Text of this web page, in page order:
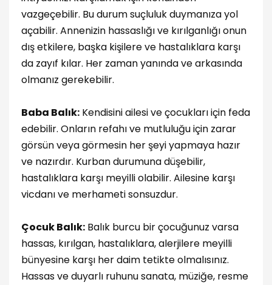
vazgeçebilir. Bu durum suçluluk duymanıza yol
açabilir. Annenizin hassaslığı ve kırılganlığı onun
dış etkilere, başka kişilere ve hastalıklara karşı
da zayıf kılar. Her zaman yanında ve arkasında
olmanız gerekebilir.
Baba Balık: Kendisini ailesi ve çocukları için feda
edebilir. Onların refahı ve mutluluğu için zarar
görsün veya görmesin her şeyi yapmaya hazır
ve nazırdır. Kurban durumuna düşebilir,
hastalıklara karşı meyilli olabilir. Ailesine karşı
vicdanı ve merhameti sonsuzdur.
Çocuk Balık: Balık burcu bir çocuğunuz varsa
hassas, kırılgan, hastalıklara, alerjilere meyilli
bünyesine karşı her daim tetikte olmalısınız.
Hassas ve duyarlı ruhunu sanata, müziğe, resme